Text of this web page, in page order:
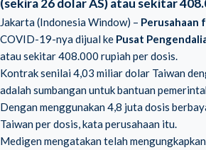
(sekira 26 dolar AS) atau sekitar
Jakarta (Indonesia Window) – Perusahaan
COVID-19-nya dijual ke Pusat
atau sekitar 408.000 rupiah per dosis.
Kontrak senilai 4,03 miliar dolar Taiwan
adalah sumbangan untuk bantuan
Dengan menggunakan 4,8 juta dosis
Taiwan per dosis, kata perusahaan itu.
Medigen mengatakan telah